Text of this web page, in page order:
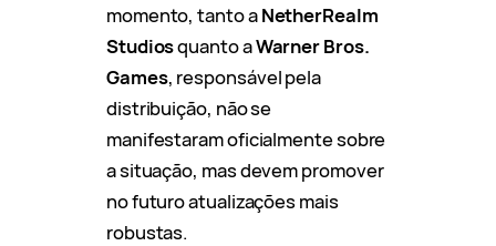
momento, tanto aNetherRealm
Studiosquanto aWarner Bros.
Games, responsável pela
distribuição, não se
manifestaram oficialmente sobre
a situação, mas devem promover
no futuro atualizações mais
robustas.